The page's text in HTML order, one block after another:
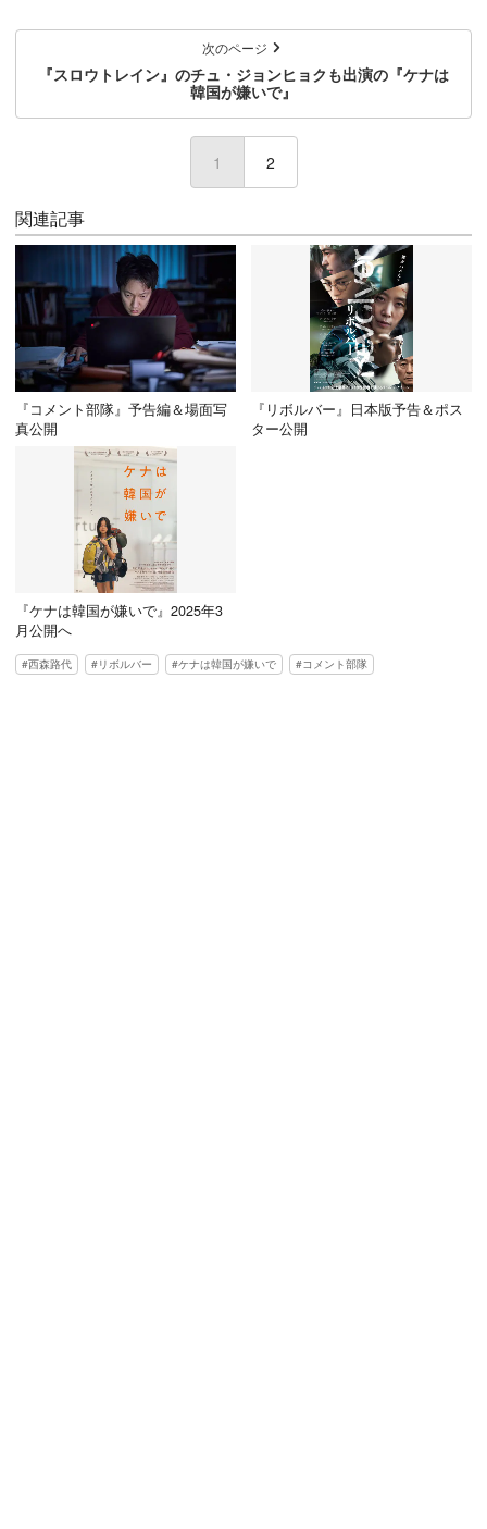
次のページ
『スロウトレイン』のチュ・ジョンヒョクも出演の『ケナは
韓国が嫌いで』
1 (current)
2
関連記事
『コメント部隊』予告編＆場面写
真公開
『リボルバー』日本版予告＆ポス
ター公開
『ケナは韓国が嫌いで』2025年3
月公開へ
西森路代 リボルバー ケナは韓国が嫌いで コメント部隊